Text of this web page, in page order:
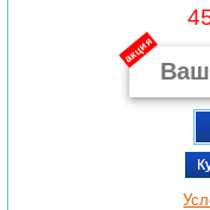
акция